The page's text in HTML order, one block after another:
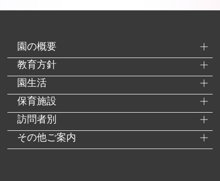
園の概要
教育方針
園生活
保育施設
訪問者別
その他ご案内